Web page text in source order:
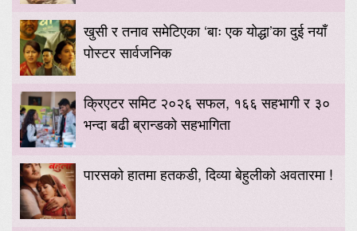
खुसी र तनाव समेटिएका ‘बाः एक योद्धा’का दुई नयाँ
पोस्टर सार्वजनिक
क्रिएटर समिट २०२६ सफल, १६६ सहभागी र ३०
भन्दा बढी ब्रान्डको सहभागिता
पारसको हातमा हतकडी, दिव्या बेहुलीको अवतारमा !